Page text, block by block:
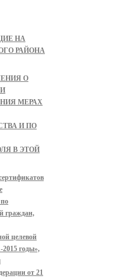
НА
РАЙОНА
О
МЕРАХ
И ПО
В ЭТОЙ
граждан,
целевой
годы»,
от 21